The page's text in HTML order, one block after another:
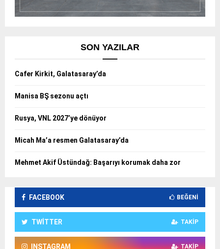
SON YAZILAR
Cafer Kirkit, Galatasaray’da
Manisa BŞ sezonu açtı
Rusya, VNL 2027’ye dönüyor
Micah Ma’a resmen Galatasaray’da
Mehmet Akif Üstündağ: Başarıyı korumak daha zor
FACEBOOK BEĞENI
TWITTER TAKIP
INSTAGRAM TAKIP